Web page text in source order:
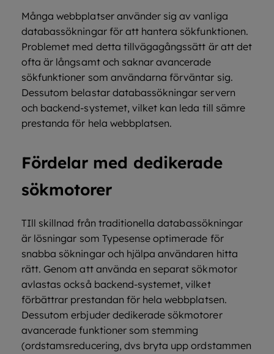
Många webbplatser använder sig av vanliga
databassökningar för att hantera sökfunktionen.
Problemet med detta tillvägagångssätt är att det
ofta är långsamt och saknar avancerade
sökfunktioner som användarna förväntar sig.
Dessutom belastar databassökningar servern
och backend-systemet, vilket kan leda till sämre
prestanda för hela webbplatsen.
Fördelar med dedikerade
sökmotorer
TIll skillnad från traditionella databassökningar
är lösningar som Typesense optimerade för
snabba sökningar och hjälpa användaren hitta
rätt. Genom att använda en separat sökmotor
avlastas också backend-systemet, vilket
förbättrar prestandan för hela webbplatsen.
Dessutom erbjuder dedikerade sökmotorer
avancerade funktioner som stemming
(ordstamsreducering, dvs bryta upp ordstammen